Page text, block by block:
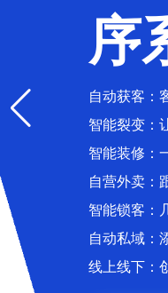
序
自动获客：
智能裂变：
智能装修：
自营外卖：
智能锁客：
自动私域：
线上线下：